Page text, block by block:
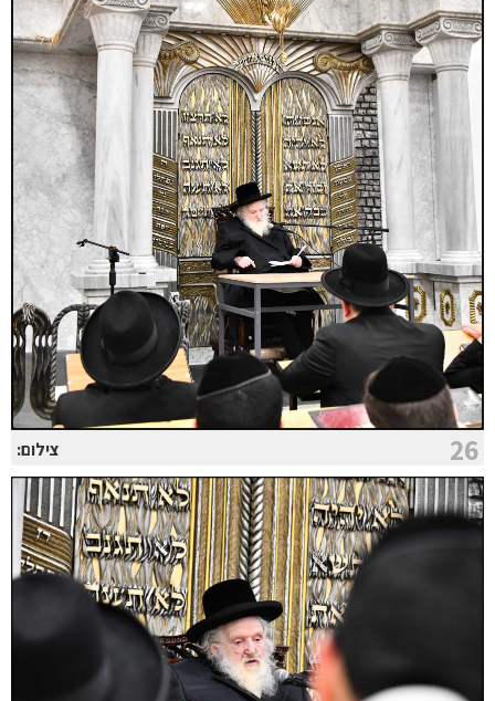
26 צילום: